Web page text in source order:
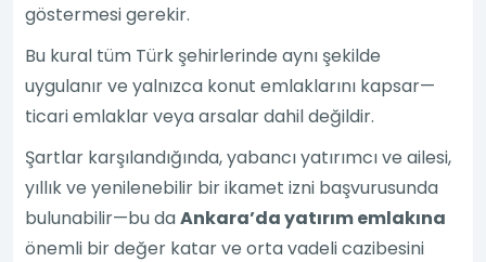
göstermesi gerekir.
Bu kural tüm Türk şehirlerinde aynı şekilde
uygulanır ve yalnızca konut emlaklarını kapsar—
ticari emlaklar veya arsalar dahil değildir.
Şartlar karşılandığında, yabancı yatırımcı ve ailesi,
yıllık ve yenilenebilir bir ikamet izni başvurusunda
bulunabilir—bu daAnkara’da yatırım emlakına
önemli bir değer katar ve orta vadeli cazibesini